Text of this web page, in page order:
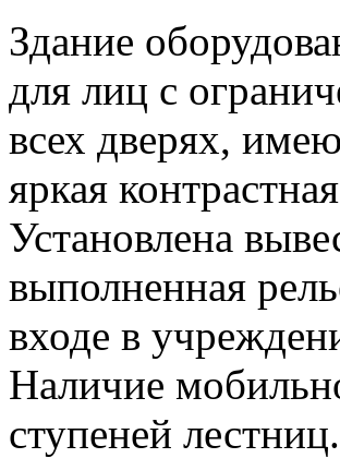
Здание
для лиц с
всех дверях,
яркая
Установлена
выполненная
входе в
Наличие
ступеней лестниц.